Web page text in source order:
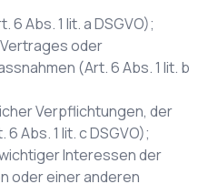
6 Abs. 1 lit. a DSGVO);
oder
(Art. 6 Abs. 1 lit. b
Verpflichtungen, der
Abs. 1 lit. c DSGVO);
Interessen der
oder einer anderen